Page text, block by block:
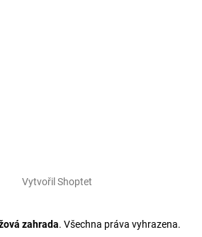
Vytvořil Shoptet
zahrada. Všechna práva vyhrazena.